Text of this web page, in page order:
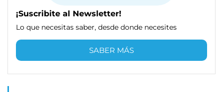
¡Suscribite al Newsletter!
Lo que necesitas saber, desde donde necesites
SABER MÁS